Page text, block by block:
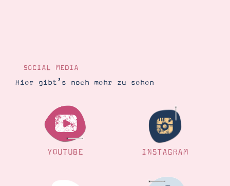
Impressum
SOCIAL MEDIA
Hier gibt’s noch mehr zu sehen
YOUTUBE INSTAGRAM